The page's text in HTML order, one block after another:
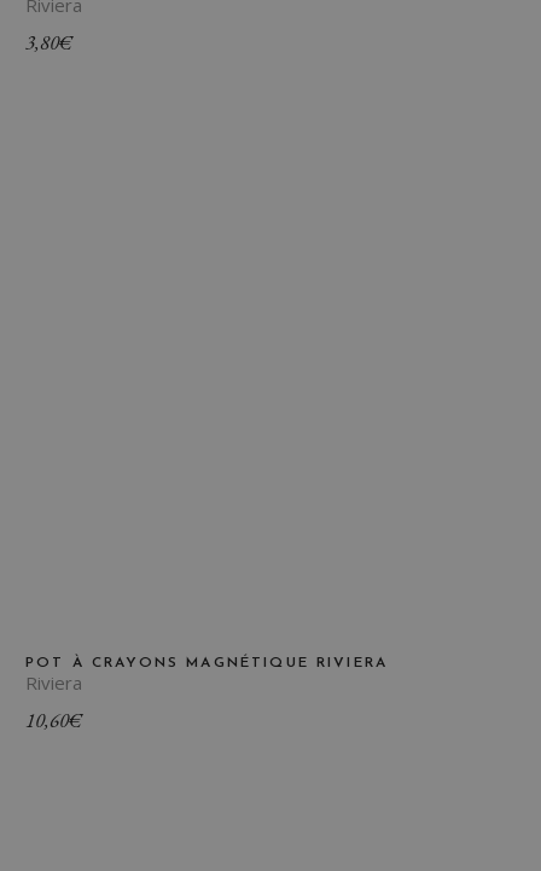
Riviera
3,80€
POT À CRAYONS MAGNÉTIQUE RIVIERA
Riviera
10,60€